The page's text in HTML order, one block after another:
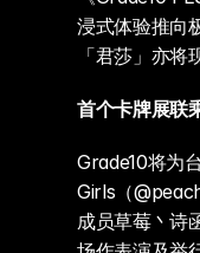
浸式体验推向
「君莎」亦
首个卡牌展联
Grade10将为
Girls（
成员草莓丶诗